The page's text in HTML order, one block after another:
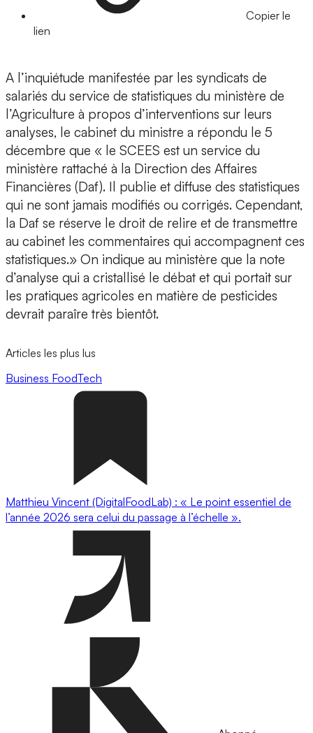
Copier le
lien
A l’inquiétude manifestée par les syndicats de
salariés du service de statistiques du ministère de
l’Agriculture à propos d’interventions sur leurs
analyses, le cabinet du ministre a répondu le 5
décembre que « le SCEES est un service du
ministère rattaché à la Direction des Affaires
Financières (Daf). Il publie et diffuse des statistiques
qui ne sont jamais modifiés ou corrigés. Cependant,
la Daf se réserve le droit de relire et de transmettre
au cabinet les commentaires qui accompagnent ces
statistiques.» On indique au ministère que la note
d’analyse qui a cristallisé le débat et qui portait sur
les pratiques agricoles en matière de pesticides
devrait paraîre très bientôt.
Articles les plus lus
Business FoodTech
Matthieu Vincent (DigitalFoodLab) : « Le point essentiel de
l’année 2026 sera celui du passage à l’échelle ».